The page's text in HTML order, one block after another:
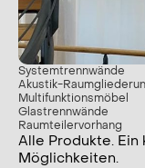
Systemtrennwände
Akustik-
Multifunktionsmöbel
Glastrennwände
Raumteilervorhang
Alle Produkte.
Möglichkeiten.